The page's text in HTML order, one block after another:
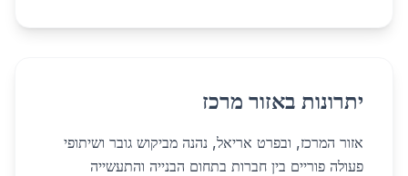
יתרונות באזור מרכז
אזור המרכז, ובפרט אריאל, נהנה מביקוש גובר ושיתופי
פעולה פוריים בין חברות בתחום הבנייה והתעשייה